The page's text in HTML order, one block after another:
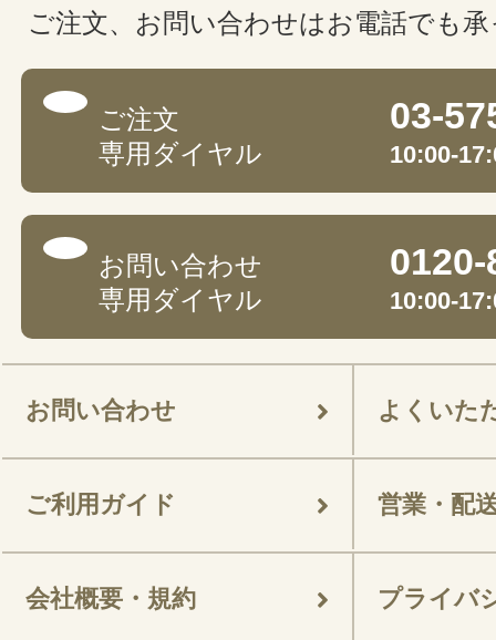
ご注文、お問い合わせはお電話でも
ご注文
専用ダイヤル
03-
10:00-
お問い合わせ
専用ダイヤル
10:00-
お問い合わせ よくいた
ご利用ガイド 営業・配
会社概要・規約 プライバ